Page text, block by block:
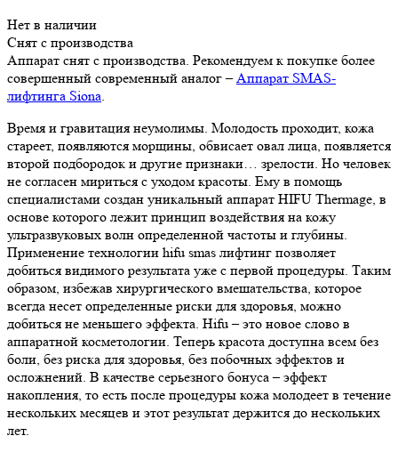
Нет в наличии
Снят с производства
Аппарат снят с производства. Рекомендуем к покупке более
совершенный современный аналог –Аппарат SMAS-
лифтинга Siona.
Время и гравитация неумолимы. Молодость проходит, кожа
стареет, появляются морщины, обвисает овал лица, появляется
второй подбородок и другие признаки… зрелости. Но человек
не согласен мириться с уходом красоты. Ему в помощь
специалистами создан уникальный аппарат HIFU Thermage, в
основе которого лежит принцип воздействия на кожу
ультразвуковых волн определенной частоты и глубины.
Применение технологии hifu smas лифтинг позволяет
добиться видимого результата уже с первой процедуры. Таким
образом, избежав хирургического вмешательства, которое
всегда несет определенные риски для здоровья, можно
добиться не меньшего эффекта. Hifu – это новое слово в
аппаратной косметологии. Теперь красота доступна всем без
боли, без риска для здоровья, без побочных эффектов и
осложнений. В качестве серьезного бонуса – эффект
накопления, то есть после процедуры кожа молодеет в течение
нескольких месяцев и этот результат держится до нескольких
лет.